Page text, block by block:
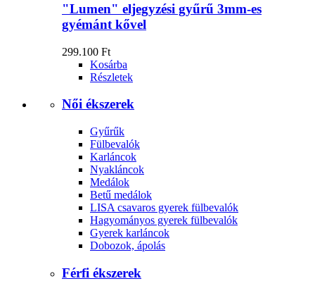
"Lumen" eljegyzési gyűrű 3mm-es
gyémánt kővel
299.100 Ft
Kosárba
Részletek
Női ékszerek
Gyűrűk
Fülbevalók
Karláncok
Nyakláncok
Medálok
Betű medálok
LISA csavaros gyerek fülbevalók
Hagyományos gyerek fülbevalók
Gyerek karláncok
Dobozok, ápolás
Férfi ékszerek